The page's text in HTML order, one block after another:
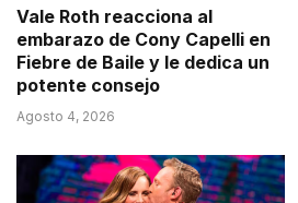
Vale Roth reacciona al
embarazo de Cony Capelli en
Fiebre de Baile y le dedica un
potente consejo
Agosto 4, 2026